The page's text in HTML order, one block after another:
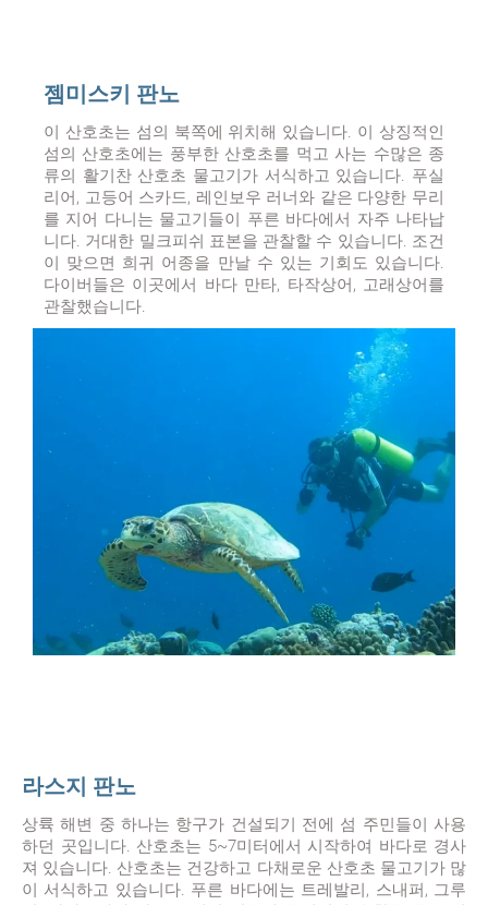
젬미스키 판노
이 산호초는 섬의 북쪽에 위치해 있습니다. 이 상징적인
섬의 산호초에는 풍부한 산호초를 먹고 사는 수많은 종
류의 활기찬 산호초 물고기가 서식하고 있습니다. 푸실
리어, 고등어 스카드, 레인보우 러너와 같은 다양한 무리
를 지어 다니는 물고기들이 푸른 바다에서 자주 나타납
니다. 거대한 밀크피쉬 표본을 관찰할 수 있습니다. 조건
이 맞으면 희귀 어종을 만날 수 있는 기회도 있습니다.
다이버들은 이곳에서 바다 만타, 타작상어, 고래상어를
관찰했습니다.
라스지 판노
상륙 해변 중 하나는 항구가 건설되기 전에 섬 주민들이 사용
하던 곳입니다. 산호초는 5~7미터에서 시작하여 바다로 경사
져 있습니다. 산호초는 건강하고 다채로운 산호초 물고기가 많
이 서식하고 있습니다. 푸른 바다에는 트레발리, 스내퍼, 그루